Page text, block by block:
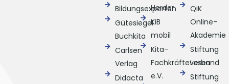
Bildungsexperten
Gütesiegel
Buchkita
Carlsen
Verlag
Didacta
Herder
KiB
mobil
Kita-
Fachkräfteverband
e.V.
QiK
Online-
Akademie
Stiftung
Lesen
Stiftung